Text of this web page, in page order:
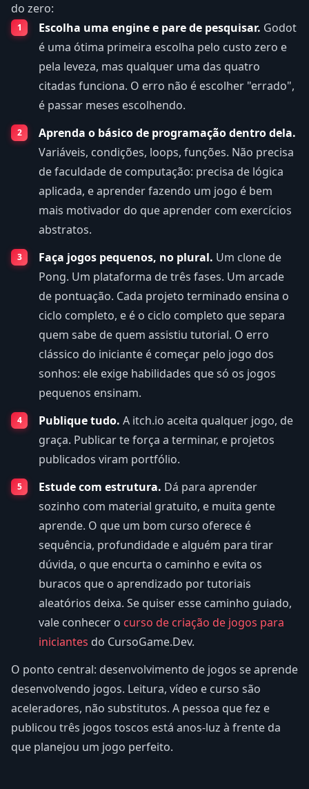
do zero:
Escolha uma engine e pare de pesquisar. Godot
é uma ótima primeira escolha pelo custo zero e
pela leveza, mas qualquer uma das quatro
citadas funciona. O erro não é escolher "errado",
é passar meses escolhendo.
Aprenda o básico de programação dentro dela.
Variáveis, condições, loops, funções. Não precisa
de faculdade de computação: precisa de lógica
aplicada, e aprender fazendo um jogo é bem
mais motivador do que aprender com exercícios
abstratos.
Faça jogos pequenos, no plural. Um clone de
Pong. Um plataforma de três fases. Um arcade
de pontuação. Cada projeto terminado ensina o
ciclo completo, e é o ciclo completo que separa
quem sabe de quem assistiu tutorial. O erro
clássico do iniciante é começar pelo jogo dos
sonhos: ele exige habilidades que só os jogos
pequenos ensinam.
Publique tudo. A itch.io aceita qualquer jogo, de
graça. Publicar te força a terminar, e projetos
publicados viram portfólio.
Estude com estrutura. Dá para aprender
sozinho com material gratuito, e muita gente
aprende. O que um bom curso oferece é
sequência, profundidade e alguém para tirar
dúvida, o que encurta o caminho e evita os
buracos que o aprendizado por tutoriais
aleatórios deixa. Se quiser esse caminho guiado,
vale conhecer o curso de criação de jogos para
iniciantes do CursoGame.Dev.
O ponto central: desenvolvimento de jogos se aprende
desenvolvendo jogos. Leitura, vídeo e curso são
aceleradores, não substitutos. A pessoa que fez e
publicou três jogos toscos está anos-luz à frente da
que planejou um jogo perfeito.